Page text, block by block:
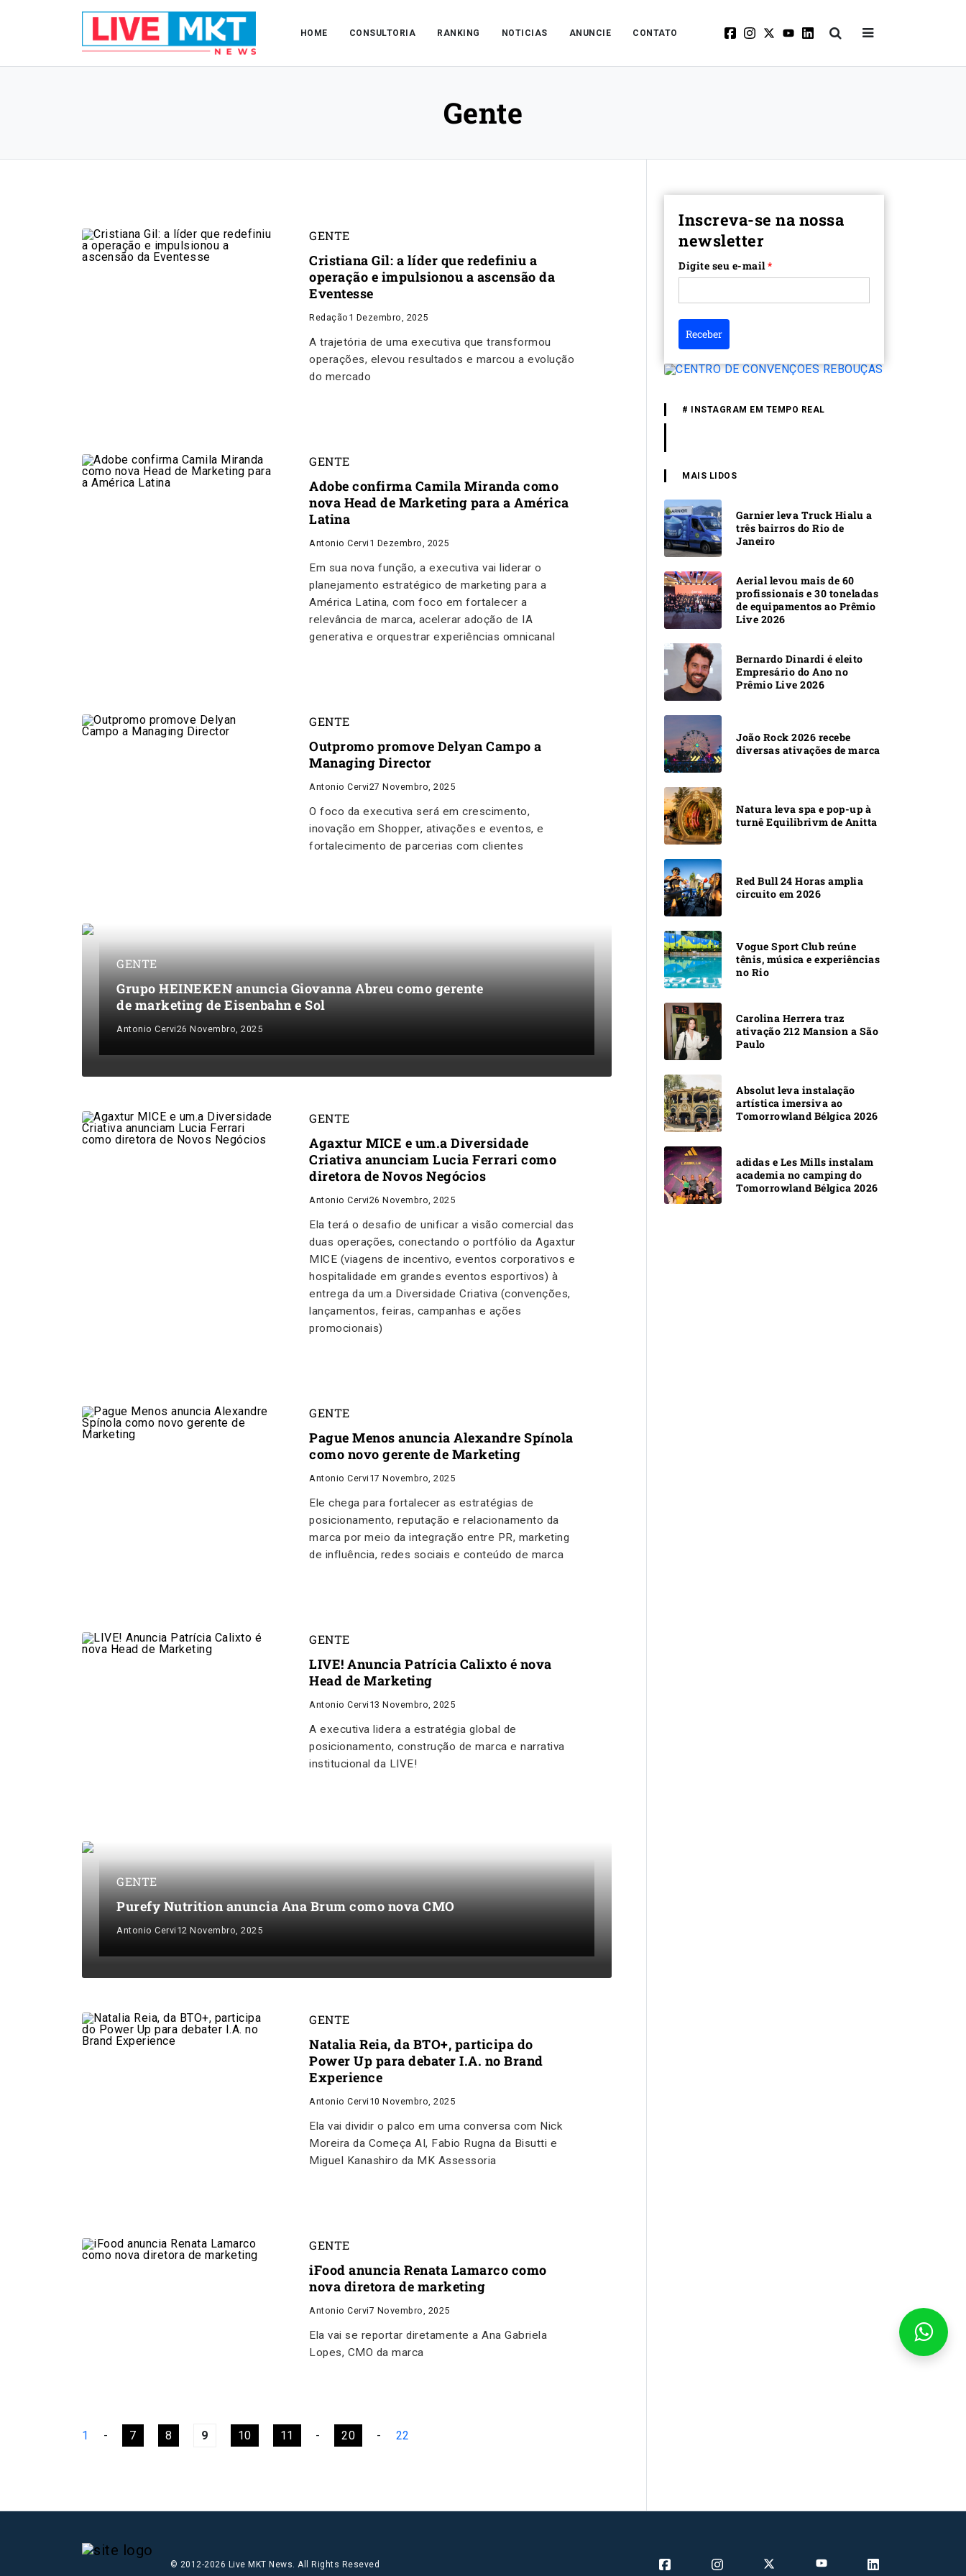
HOME CONSULTORIA RANKING NOTICIAS ANUNCIE CONTATO
Gente
GENTE
Cristiana Gil: a líder que redefiniu a
operação e impulsionou a ascensão da
Eventesse
Redação 1 Dezembro, 2025
A trajetória de uma executiva que transformou
operações, elevou resultados e marcou a evolução
do mercado
GENTE
Adobe confirma Camila Miranda como
nova Head de Marketing para a América
Latina
Antonio Cervi 1 Dezembro, 2025
Em sua nova função, a executiva vai liderar o
planejamento estratégico de marketing para a
América Latina, com foco em fortalecer a
relevância de marca, acelerar adoção de IA
generativa e orquestrar experiências omnicanal
GENTE
Outpromo promove Delyan Campo a
Managing Director
Antonio Cervi27 Novembro, 2025
O foco da executiva será em crescimento,
inovação em Shopper, ativações e eventos, e
fortalecimento de parcerias com clientes
GENTE
Grupo HEINEKEN anuncia Giovanna Abreu como gerente
de marketing de Eisenbahn e Sol
Antonio Cervi26 Novembro, 2025
GENTE
Agaxtur MICE e um.a Diversidade
Criativa anunciam Lucia Ferrari como
diretora de Novos Negócios
Antonio Cervi26 Novembro, 2025
Ela terá o desafio de unificar a visão comercial das
duas operações, conectando o portfólio da Agaxtur
MICE (viagens de incentivo, eventos corporativos e
hospitalidade em grandes eventos esportivos) à
entrega da um.a Diversidade Criativa (convenções,
lançamentos, feiras, campanhas e ações
promocionais)
GENTE
Pague Menos anuncia Alexandre Spínola
como novo gerente de Marketing
Antonio Cervi 17 Novembro, 2025
Ele chega para fortalecer as estratégias de
posicionamento, reputação e relacionamento da
marca por meio da integração entre PR, marketing
de influência, redes sociais e conteúdo de marca
GENTE
LIVE! Anuncia Patrícia Calixto é nova
Head de Marketing
Antonio Cervi 13 Novembro, 2025
A executiva lidera a estratégia global de
posicionamento, construção de marca e narrativa
institucional da LIVE!
GENTE
Purefy Nutrition anuncia Ana Brum como nova CMO
Antonio Cervi12 Novembro, 2025
GENTE
Natalia Reia, da BTO+, participa do
Power Up para debater I.A. no Brand
Experience
Antonio Cervi 10 Novembro, 2025
Ela vai dividir o palco em uma conversa com Nick
Moreira da Começa AI, Fabio Rugna da Bisutti e
Miguel Kanashiro da MK Assessoria
GENTE
iFood anuncia Renata Lamarco como
nova diretora de marketing
Antonio Cervi7 Novembro, 2025
Ela vai se reportar diretamente a Ana Gabriela
Lopes, CMO da marca
1 - 7 8 9 10 11 - 20 - 22
Inscreva-se na nossa
newsletter
Digite seu e-mail*
Receber
# INSTAGRAM EM TEMPO REAL
MAIS LIDOS
Garnier leva Truck Hialu a
três bairros do Rio de
Janeiro
Aerial levou mais de 60
profissionais e 30 toneladas
de equipamentos ao Prêmio
Live 2026
Bernardo Dinardi é eleito
Empresário do Ano no
Prêmio Live 2026
João Rock 2026 recebe
diversas ativações de marca
Natura leva spa e pop-up à
turnê Equilibrivm de Anitta
Red Bull 24 Horas amplia
circuito em 2026
Vogue Sport Club reúne
tênis, música e experiências
no Rio
Carolina Herrera traz
ativação 212 Mansion a São
Paulo
Absolut leva instalação
artística imersiva ao
Tomorrowland Bélgica 2026
adidas e Les Mills instalam
academia no camping do
Tomorrowland Bélgica 2026
© 2012-2026 Live MKT News. All Rights Reseved